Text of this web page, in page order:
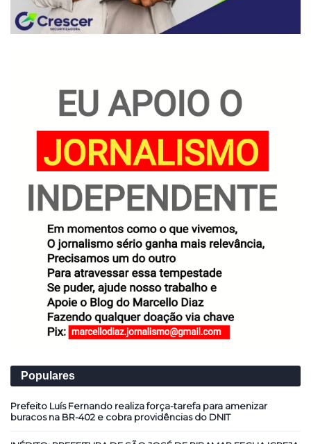
Populares
Prefeito Luís Fernando realiza força-tarefa para amenizar
buracos na BR-402 e cobra providências do DNIT